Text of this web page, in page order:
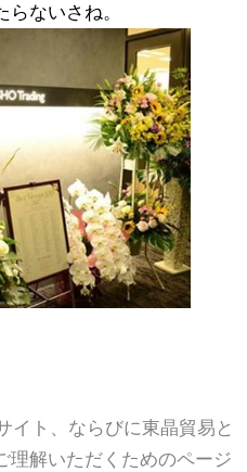
ないさね。
ト、ならびに東晶貿易と
理解いただくためのページ